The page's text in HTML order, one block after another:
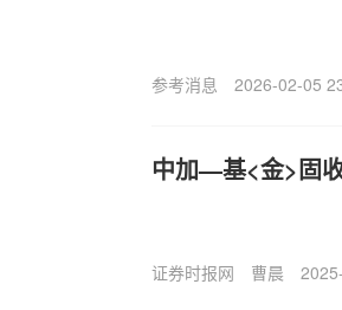
参考消息 2026-02-05
中加—基<金>固
证券时报网 曹晨